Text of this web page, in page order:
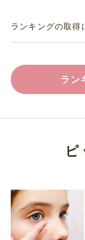
ランキングの取得
ラン